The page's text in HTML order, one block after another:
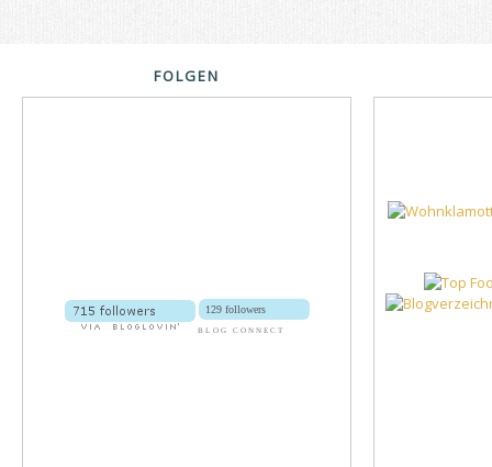
FOLGEN
129 followers
BLOG CONNECT